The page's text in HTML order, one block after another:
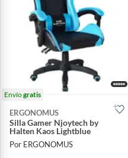
Envíogratis
ERGONOMUS
Silla Gamer Njoytech by
Halten Kaos Lightblue
Por ERGONOMUS